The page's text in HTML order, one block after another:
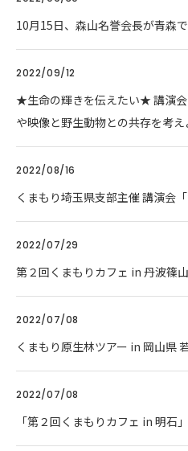
10月15日、森山名誉会長が青森
2022/09/12
★生命の輝きを伝えたい★ 講演
や映像と野生動物との共存を考え
2022/08/16
くまもり埼玉県支部主催 講演会「
2022/07/29
第２回くまもりカフェ in 丹波篠山
2022/07/08
くまもり原生林ツアー in 岡山県
2022/07/08
「第２回くまもりカフェ in 明石